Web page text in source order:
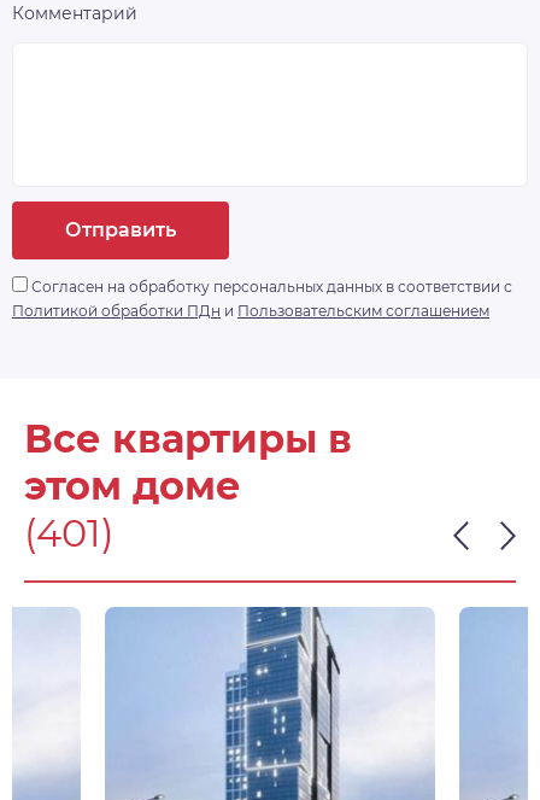
Комментарий
Отправить
Согласен на обработку персональных данных в соответствии с
Политикой обработки ПДн и Пользовательским соглашением
Все квартиры в
этом доме
(401)